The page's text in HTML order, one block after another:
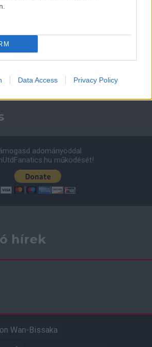
Data Access Privacy Policy
másodperc
United2026-08-12 20:30
United2026-08-15 18:00
adományoddal
működését!
hírek
Wan-Bissaka